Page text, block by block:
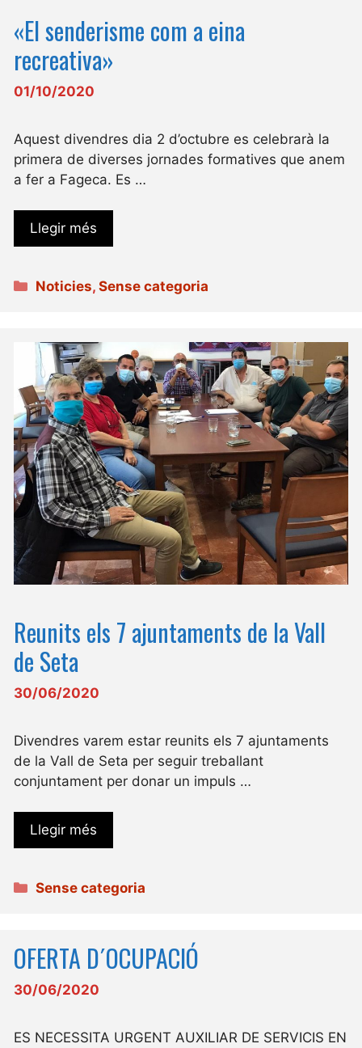
«El senderisme com a eina
recreativa»
01/10/2020
Aquest divendres dia 2 d’octubre es celebrarà la
primera de diverses jornades formatives que anem
a fer a Fageca. Es …
Llegir més
Categories
Noticies,Sense categoria
Reunits els 7 ajuntaments de la Vall
de Seta
30/06/2020
Divendres varem estar reunits els 7 ajuntaments
de la Vall de Seta per seguir treballant
conjuntament per donar un impuls …
Llegir més
Categories
Sense categoria
OFERTA D´OCUPACIÓ
30/06/2020
ES NECESSITA URGENT AUXILIAR DE SERVICIS EN